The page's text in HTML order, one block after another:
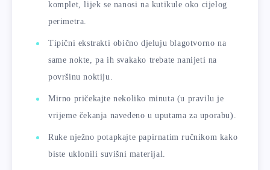
komplet, lijek se nanosi na kutikule oko cijelog
perimetra.
Tipični ekstrakti obično djeluju blagotvorno na
same nokte, pa ih svakako trebate nanijeti na
površinu noktiju.
Mirno pričekajte nekoliko minuta (u pravilu je
vrijeme čekanja navedeno u uputama za uporabu).
Ruke nježno potapkajte papirnatim ručnikom kako
biste uklonili suvišni materijal.